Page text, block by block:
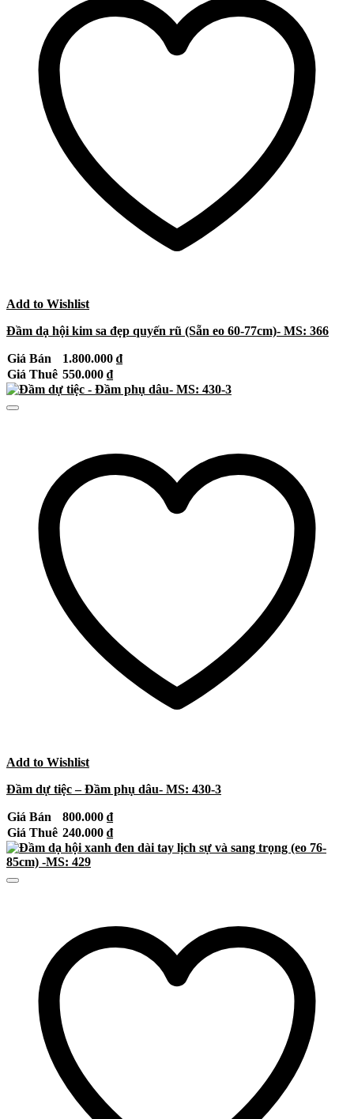
Add to Wishlist
Đầm dạ hội kim sa đẹp quyến rũ (Sẵn eo 60-77cm)- MS: 366
Giá Bán 1.800.000 ₫
Giá Thuê 550.000 ₫
Add to Wishlist
Đầm dự tiệc – Đầm phụ dâu- MS: 430-3
Giá Bán 800.000 ₫
Giá Thuê 240.000 ₫